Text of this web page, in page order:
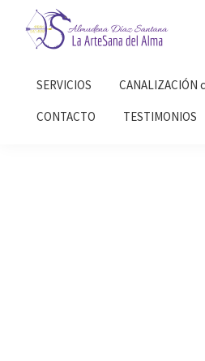
Saltar
navegación
Saltar
principal
Díaz
Santana
Artesana
del
SERVICIOS CANALIZACIÓN
CONTACTO TESTIMONIOS